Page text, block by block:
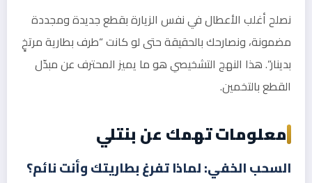
نصلح أغلب الأعطال في نفس الزيارة بقطع جديدة ومجددة
مضمونة، ونصارحك بالحقيقة حتى لو كانت “طرف بطارية مرتخٍ
بدينار”. هذا النهج التشخيصي هو ما يميز المحترف عن مبدّل
القطع بالتخمين.
معلومات تهمك عن بنتلي
السحب الخفي: لماذا تفرغ بطاريتك وأنت نائم؟